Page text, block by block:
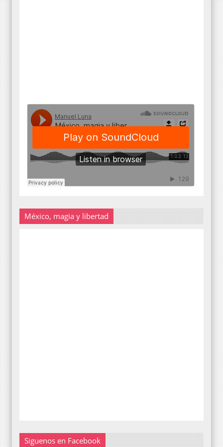
México, magia y libertad
Siguenos en Facebook